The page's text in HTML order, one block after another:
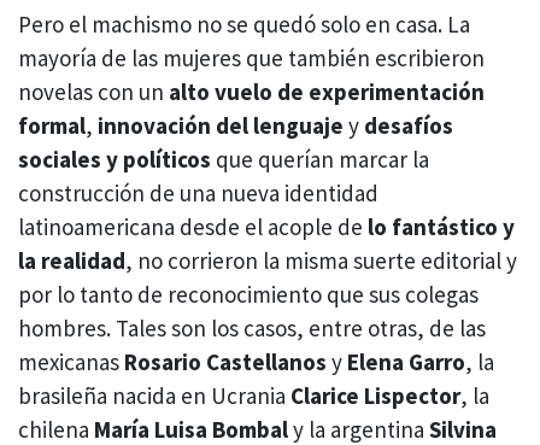
Pero el machismo no se quedó solo en casa. La
mayoría de las mujeres que también escribieron
novelas con un alto vuelo de experimentación
formal, innovación del lenguaje y desafíos
sociales y políticos que querían marcar la
construcción de una nueva identidad
latinoamericana desde el acople de lo fantástico y
la realidad, no corrieron la misma suerte editorial y
por lo tanto de reconocimiento que sus colegas
hombres. Tales son los casos, entre otras, de las
mexicanas Rosario Castellanos y Elena Garro, la
brasileña nacida en Ucrania Clarice Lispector, la
chilena María Luisa Bombaly la argentina Silvina